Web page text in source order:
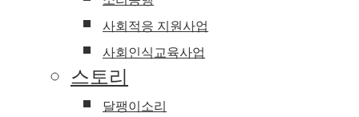
사회적응 지원사업
사회인식교육사업
스토리
달팽이소리